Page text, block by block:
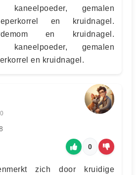
kaneelpoeder, gemalen
en kruidnagel.
en kruidnagel.
kaneelpoeder, gemalen
en kruidnagel.
0
zich door kruidige